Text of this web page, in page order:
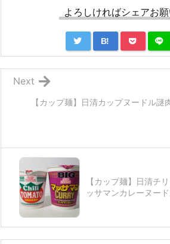
よろしければシェアお
B!
【カップ麺】日清カップヌードル謎
Next
【カップ麺】日清チ
ッサマンカレーヌー